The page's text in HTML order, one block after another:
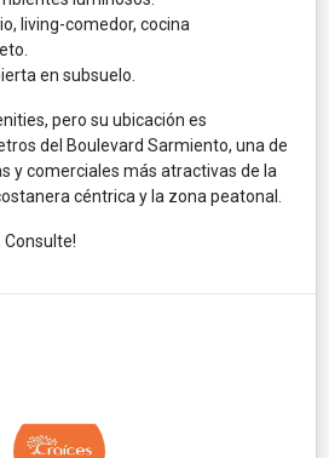
, living-comedor, cocina
en subsuelo
pero su ubicación es
del Boulevard Sarmiento, una de
y comerciales más atractivas de la
céntrica y la zona peatonal
Consulte!